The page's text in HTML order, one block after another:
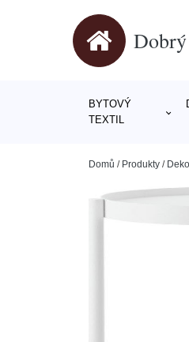
BYTOVÝ
TEXTIL
Domů / Produkty /